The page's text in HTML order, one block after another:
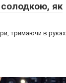
як
тримаючи в